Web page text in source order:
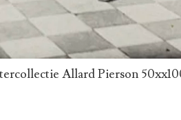
Allard Pierson